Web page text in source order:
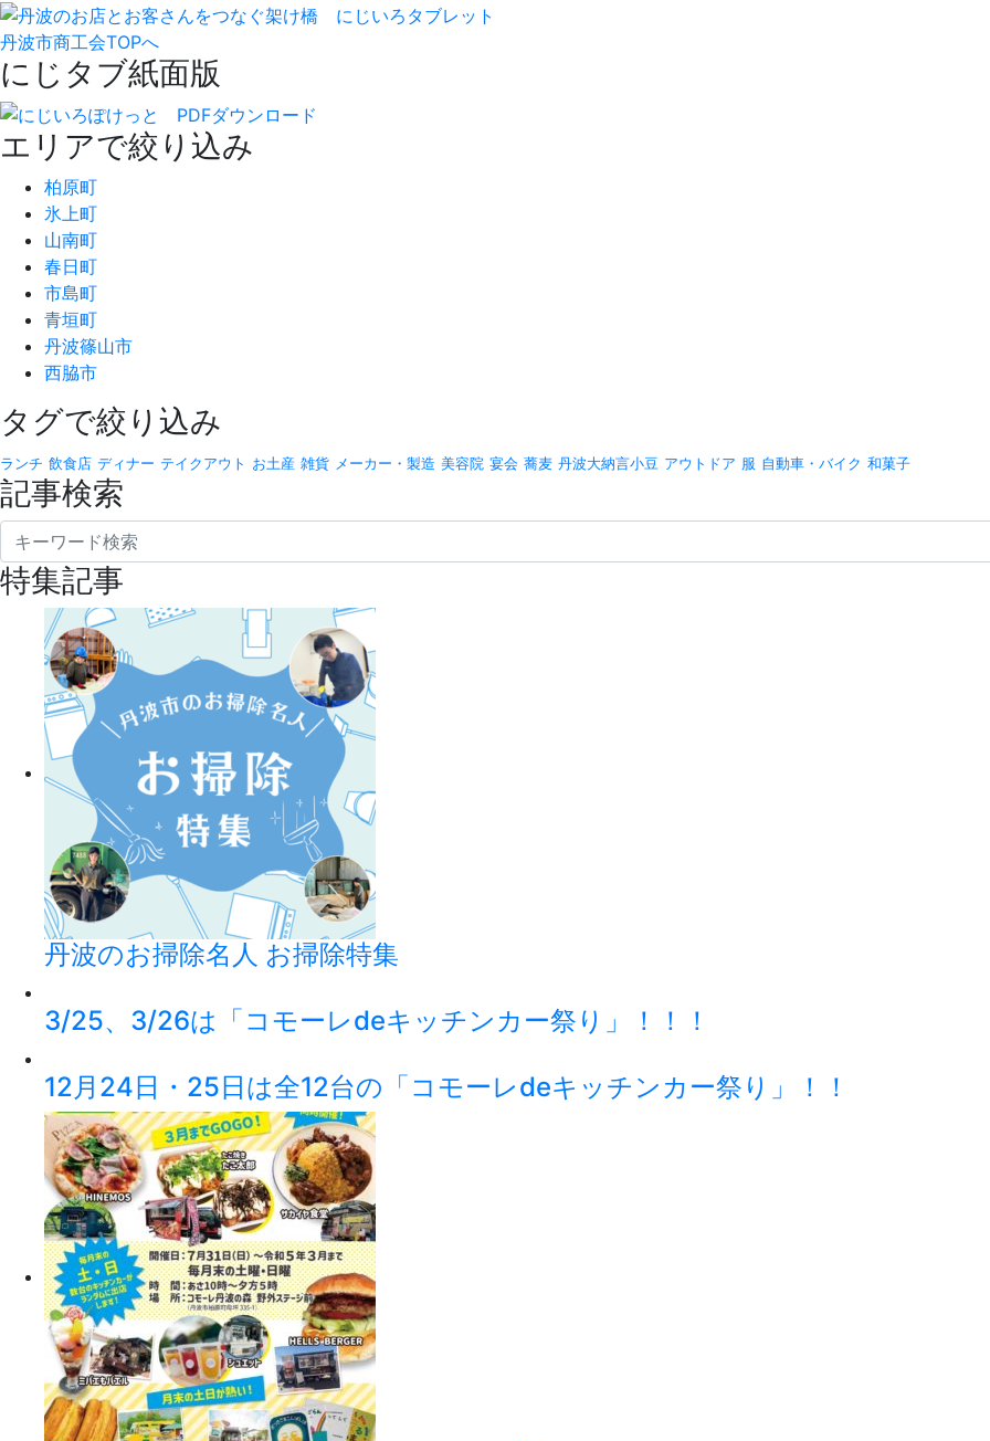
丹波市商工会TOPへ
にじタブ紙面版
エリアで絞り込み
柏原町
氷上町
山南町
春日町
市島町
青垣町
丹波篠山市
西脇市
タグで絞り込み
ランチ 飲食店 ディナー テイクアウト お土産 雑貨 メーカー・製造 美容院 宴会 蕎麦 丹波大納言小豆 アウトドア 服 自動車・バイク 和菓子
記事検索
特集記事
丹波のお掃除名人 お掃除特集
3/25、3/26は「コモーレdeキッチンカー祭り」！！！
12月24日・25日は全12台の「コモーレdeキッチンカー祭り」！！